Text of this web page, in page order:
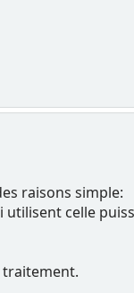
raisons simple:
celle
traitement.